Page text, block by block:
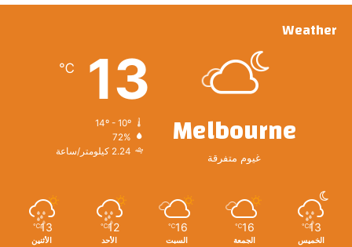
Weather
Melbourne
غيوم متفرقة
13
℃
14º - 10º
72%
2.24 كيلومتر/ساعة
13
℃
الخميس
16
℃
الجمعة
16
℃
السبت
12
℃
الأحد
13
℃
الأثنين